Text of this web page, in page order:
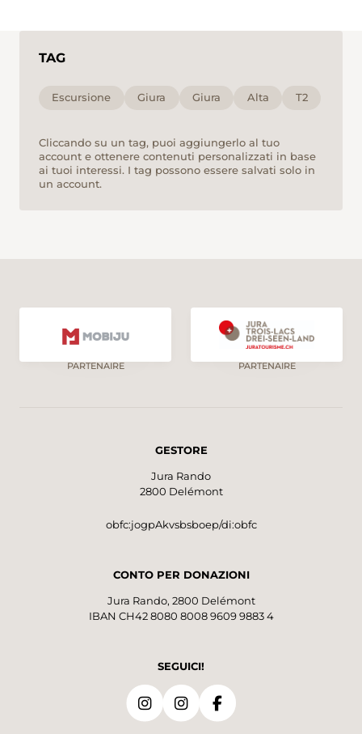
TAG
Escursione Giura Giura Alta T2
Cliccando su un tag, puoi aggiungerlo al tuo
account e ottenere contenuti personalizzati in base
ai tuoi interessi. I tag possono essere salvati solo in
un account.
PARTENAIRE PARTENAIRE
GESTORE
Jura Rando
2800 Delémont
obfc:jogpAkvsbsboep/di:obfc
CONTO PER DONAZIONI
Jura Rando, 2800 Delémont
IBAN CH42 8080 8008 9609 9883 4
SEGUICI!